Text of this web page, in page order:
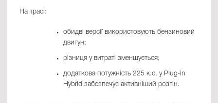
На трасі:
обидві версії використовують бензиновий
двигун;
різниця у витраті зменшується;
додаткова потужність 225 к.с. у Plug-in
Hybrid забезпечує активніший розгін.